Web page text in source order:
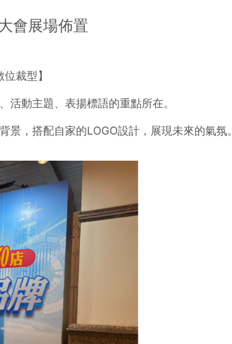
會展場佈置
裁型】
動主題、表揚標語的重點所在。
景，搭配自家的LOGO設計，展現未來的氣氛。